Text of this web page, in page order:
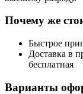
Почему же
Быстрое
Доставка в
бесплатная
Варианты